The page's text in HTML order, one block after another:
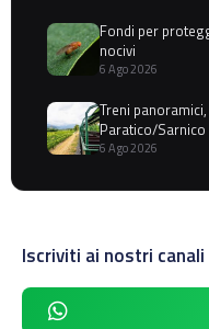
Fondi per
nocivi
6 Ago 2026
Treni
Paratico/Sarnico
6 Ago 2026
Iscriviti ai nostri canali